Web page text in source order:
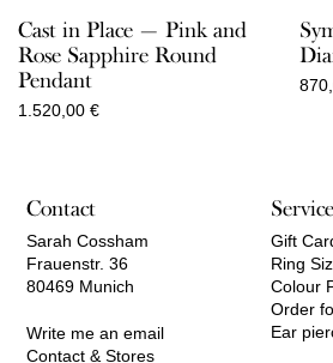
Cast in Place — Pink and
Rose Sapphire Round
Pendant
1.520,00 €
Contact
Sarah Cossham
Frauenstr. 36
80469 Munich
Write me an email
Contact & Stores
Service
Gift
Ring
Colour
Order
Ear